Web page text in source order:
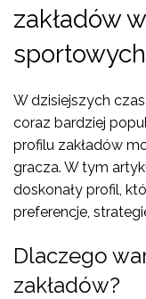
zakładów
sportowych
W dzisiejszych
coraz bardziej
profilu zakładów
gracza. W tym
doskonały profil,
preferencje,
Dlaczego
zakładów?